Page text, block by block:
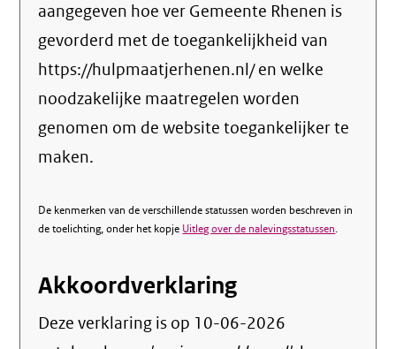
aangegeven hoe ver Gemeente Rhenen is
gevorderd met de toegankelijkheid van
https://hulpmaatjerhenen.nl/ en welke
noodzakelijke maatregelen worden
genomen om de website toegankelijker te
maken.
De kenmerken van de verschillende statussen worden beschreven in
de toelichting, onder het kopje Uitleg over de nalevingsstatussen.
Akkoordverklaring
Deze verklaring is op 10-06-2026